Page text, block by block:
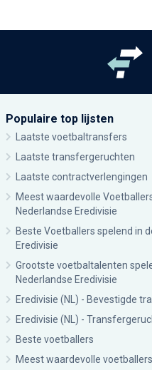
Populaire top lijsten
Laatste voetbaltransfers
Laatste transfergeruchten
Laatste contractverlengingen
Meest waardevolle
Nederlandse Eredivisie
Beste Voetballers spelend in
Eredivisie
Grootste voetbaltalenten
Nederlandse Eredivisie
Eredivisie (NL) - Bevestigde
Eredivisie (NL) -
Beste voetballers
Meest waardevolle voetballers